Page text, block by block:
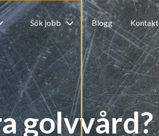
Sök jobb Blogg Kontakt
golvvård?